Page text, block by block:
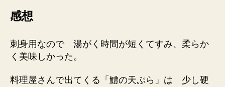
感想
刺身用なので 湯がく時間が短くてすみ、柔らか
く美味しかった。
料理屋さんで出てくる「鱧の天ぷら」は 少し硬